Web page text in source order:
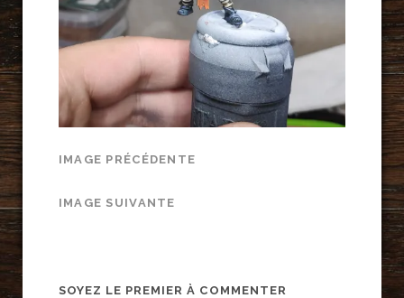
IMAGE PRÉCÉDENTE
IMAGE SUIVANTE
SOYEZ LE PREMIER À COMMENTER